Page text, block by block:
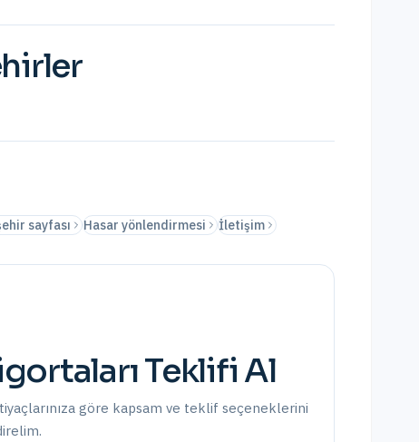
sayfası Hasar yönlendirmesi İletişim
Teklifi Al
göre kapsam ve teklif seçeneklerini